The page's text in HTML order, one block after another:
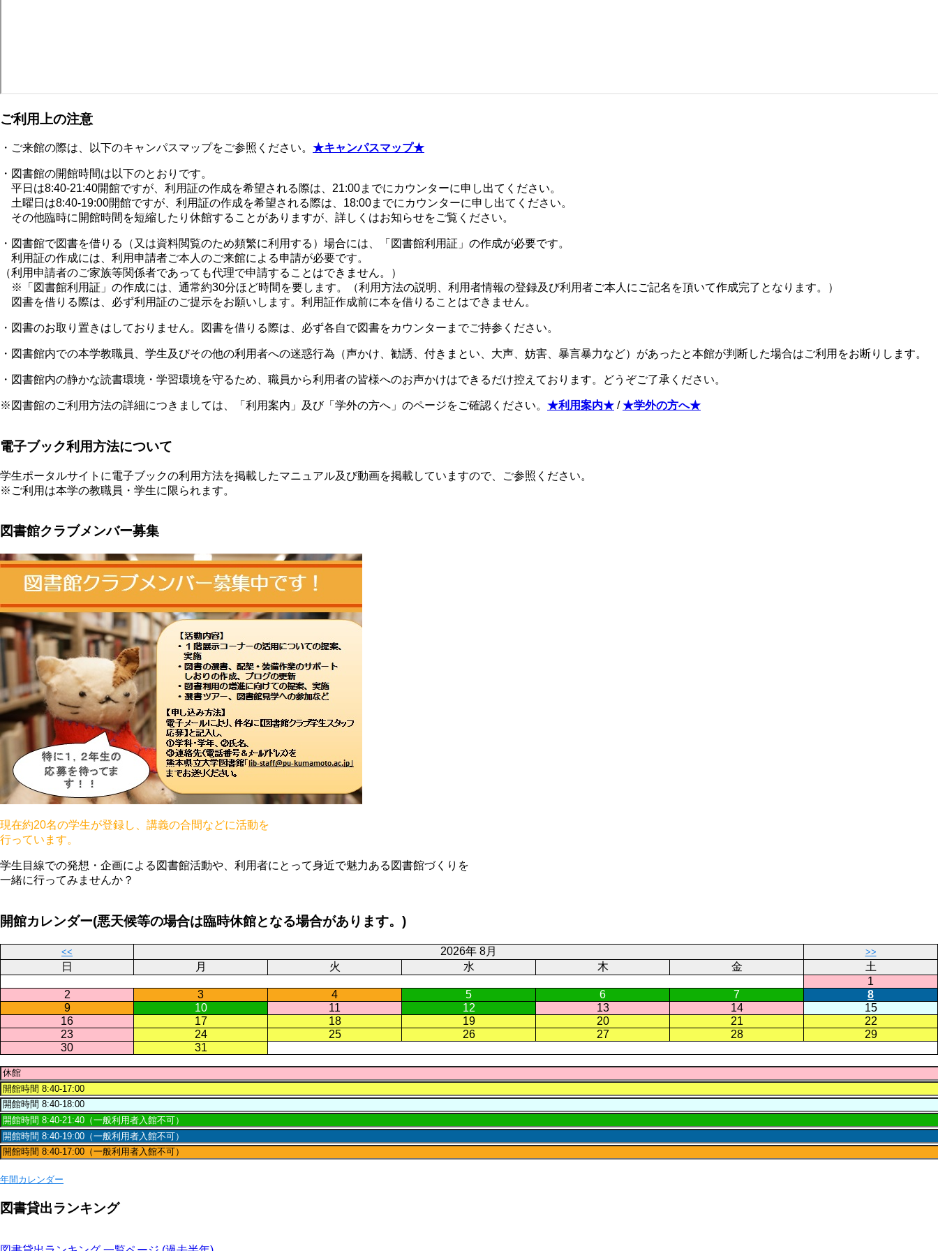
ご利用上の注意
・ご来館の際は、以下のキャンパスマップをご参照ください。 ★キャンパスマップ★
・図書館の開館時間は以下のとおりです。
平日は8:40-21:40開館ですが、利用証の作成を希望される際は、21:00までにカウンターに申し出てください。
土曜日は8:40-19:00開館ですが、利用証の作成を希望される際は、18:00までにカウンターに申し出てください。
その他臨時に開館時間を短縮したり休館することがありますが、詳しくはお知らせをご覧ください。
・図書館で図書を借りる（又は資料閲覧のため頻繁に利用する）場合には、「図書館利用証」の作成が必要です。
利用証の作成には、利用申請者ご本人のご来館による申請が必要です。
（利用申請者のご家族等関係者であっても代理で申請することはできません。）
※「図書館利用証」の作成には、通常約30分ほど時間を要します。（利用方法の説明、利用者情報の登録及び利用者ご本人にご記名を頂いて作成完了となります。）
図書を借りる際は、必ず利用証のご提示をお願いします。利用証作成前に本を借りることはできません。
・図書のお取り置きはしておりません。図書を借りる際は、必ず各自で図書をカウンターまでご持参ください。
・図書館内での本学教職員、学生及びその他の利用者への迷惑行為（声かけ、勧誘、付きまとい、大声、妨害、暴言暴力など）があったと本館が判断した場合はご利用をお断りします。
・図書館内の静かな読書環境・学習環境を守るため、職員から利用者の皆様へのお声かけはできるだけ控えております。どうぞご了承ください。
※図書館のご利用方法の詳細につきましては、「利用案内」及び「学外の方へ」のページをご確認ください。 ★利用案内★ /★学外の方へ★
電子ブック利用方法について
学生ポータルサイトに電子ブックの利用方法を掲載したマニュアル及び動画を掲載していますので、ご参照ください。
※ご利用は本学の教職員・学生に限られます。
図書館クラブメンバー募集
現在約20名の学生が登録し、講義の合間などに活動を
行っています。
学生目線での発想・企画による図書館活動や、利用者にとって身近で魅力ある図書館づくりを
一緒に行ってみませんか？
開館カレンダー(悪天候等の場合は臨時休館となる場合があります。)
<< 2026年 8月 >>
日 月 火 水 木 金
土
1
2
3 4 5 6 7
8
9
10 11 12 13 14
15
16
17 18 19 20 21
22
23
24 25 26 27 28
29
30
31
年間カレンダー
図書貸出ランキング